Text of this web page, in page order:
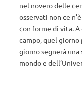
nel novero delle
osservati non ce
con forme di vita.
campo, quel giorno
giorno segnerà
mondo e